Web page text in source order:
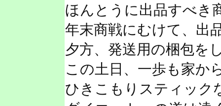
ほんとうに出品すべき
年末商戦にむけて、出
夕方、発送用の梱包を
この土日、一歩も家か
ひきこもりスティック